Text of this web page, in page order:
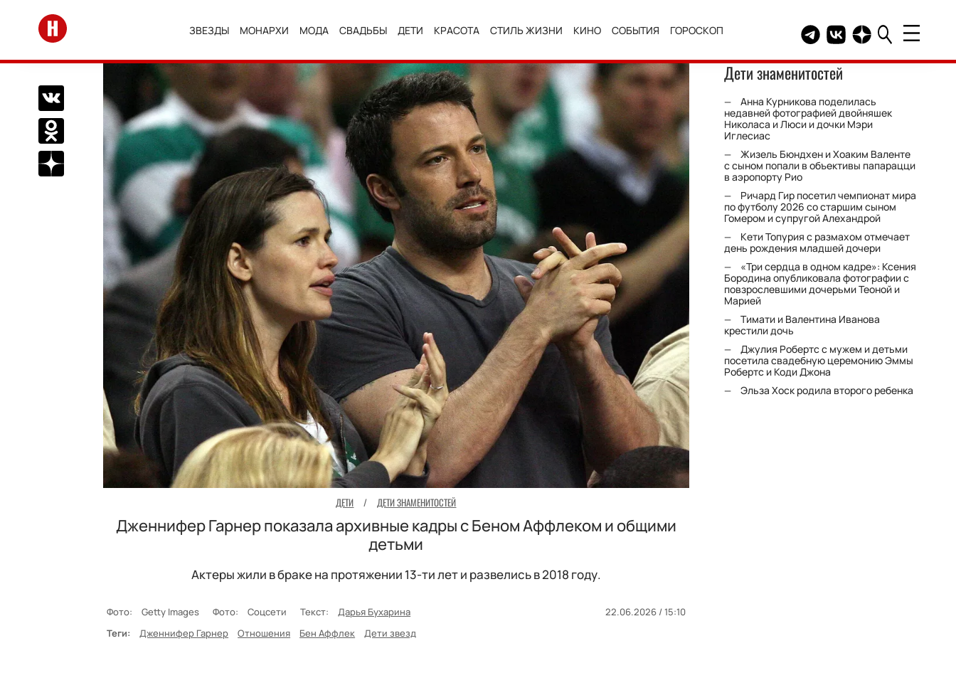
Перейти на главную
ЗВЕЗДЫ МОНАРХИ МОДА СВАДЬБЫ ДЕТИ КРАСОТА СТИЛЬ ЖИЗНИ КИНО СОБЫТИЯ ГОРОСКОП Telegram канал HELLO
Группа HELLO
Канал HELLO в
Поделиться Вконтакте
Поделиться в Одноклассниках
Подписаться на нас в Дзен
ДЕТИ / ДЕТИ ЗНАМЕНИТОСТЕЙ
Дженнифер Гарнер показала архивные кадры с Беном Аффлеком и общими
детьми
Актеры жили в браке на протяжении 13-ти лет и развелись в 2018 году.
Фото: Getty Images Фото: Соцсети Текст: Дарья Бухарина
22.06.2026 / 15:10
Теги:
Дженнифер Гарнер Отношения Бен Аффлек Дети звезд
Дети знаменитостей
Анна Курникова поделилась
недавней фотографией двойняшек
Николаса и Люси и дочки Мэри
Иглесиас
Жизель Бюндхен и Хоаким Валенте
с сыном попали в объективы папарацци
в аэропорту Рио
Ричард Гир посетил чемпионат мира
по футболу 2026 со старшим сыном
Гомером и супругой Алехандрой
Кети Топурия с размахом отмечает
день рождения младшей дочери
«Три сердца в одном кадре»: Ксения
Бородина опубликовала фотографии с
повзрослевшими дочерьми Теоной и
Марией
Тимати и Валентина Иванова
крестили дочь
Джулия Робертс с мужем и детьми
посетила свадебную церемонию Эммы
Робертс и Коди Джона
Эльза Хоск родила второго ребенка